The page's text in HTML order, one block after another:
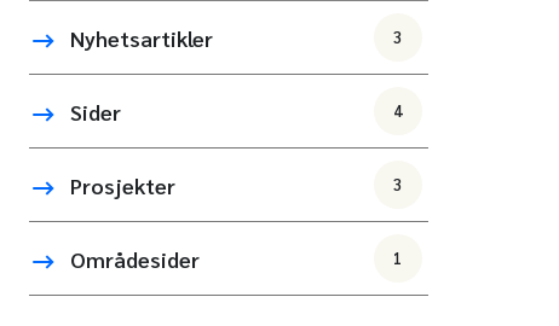
Nyhetsartikler 3
Sider 4
Prosjekter 3
Områdesider 1